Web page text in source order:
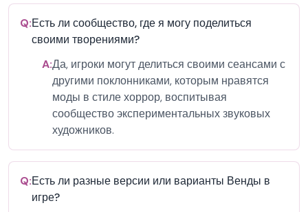
Q:Есть ли сообщество, где я могу поделиться
своими творениями?
A:Да, игроки могут делиться своими сеансами с
другими поклонниками, которым нравятся
моды в стиле хоррор, воспитывая
сообщество экспериментальных звуковых
художников.
Q:Есть ли разные версии или варианты Венды в
игре?